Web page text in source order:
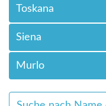
Toskana
Siena
Murlo